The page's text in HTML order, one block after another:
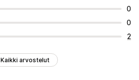
0
0
2
Kaikki arvostelut